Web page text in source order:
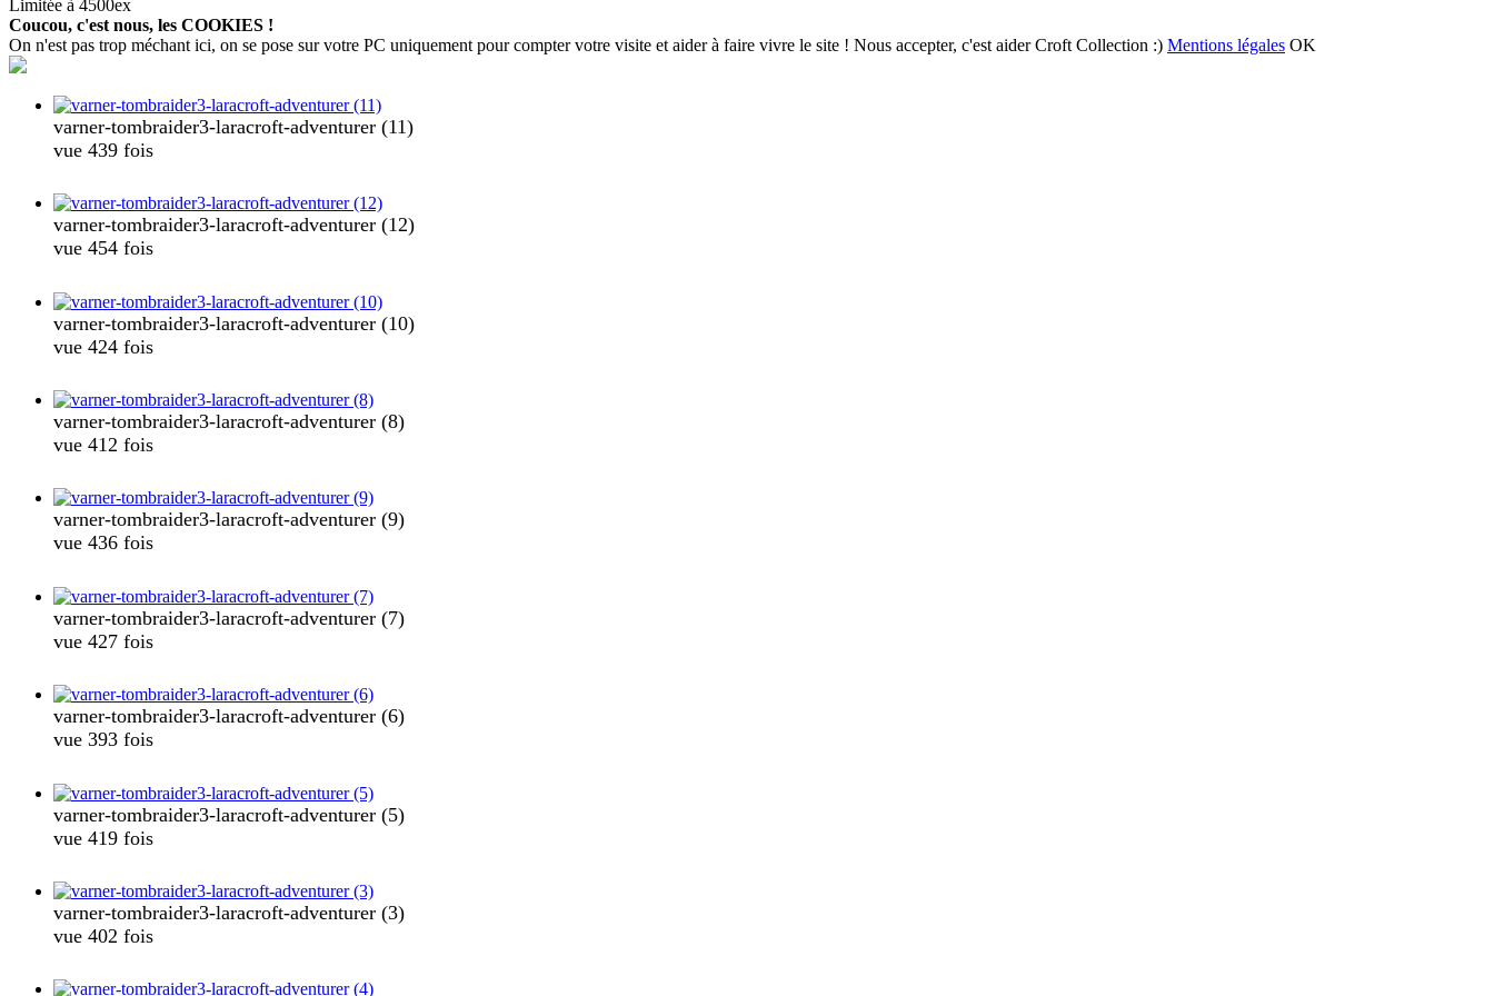
Limitée à 4500ex
Coucou, c'est nous, les COOKIES !
On n'est pas trop méchant ici, on se pose sur votre PC uniquement pour compter votre visite et aider à faire vivre le site ! Nous accepter, c'est aider Croft Collection :) Mentions légales OK
varner-tombraider3-laracroft-adventurer (11)
vue 439 fois
varner-tombraider3-laracroft-adventurer (12)
vue 454 fois
varner-tombraider3-laracroft-adventurer (10)
vue 424 fois
varner-tombraider3-laracroft-adventurer (8)
vue 412 fois
varner-tombraider3-laracroft-adventurer (9)
vue 436 fois
varner-tombraider3-laracroft-adventurer (7)
vue 427 fois
varner-tombraider3-laracroft-adventurer (6)
vue 393 fois
varner-tombraider3-laracroft-adventurer (5)
vue 419 fois
varner-tombraider3-laracroft-adventurer (3)
vue 402 fois